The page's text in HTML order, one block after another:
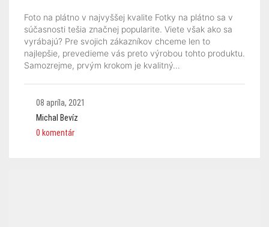
Foto na plátno v najvyššej kvalite Fotky na plátno sa v
súčasnosti tešia značnej popularite. Viete však ako sa
vyrábajú? Pre svojich zákazníkov chceme len to
najlepšie, prevedieme vás preto výrobou tohto produktu.
Samozrejme, prvým krokom je kvalitný…
08 apríla, 2021
Michal Bevíz
0 komentár